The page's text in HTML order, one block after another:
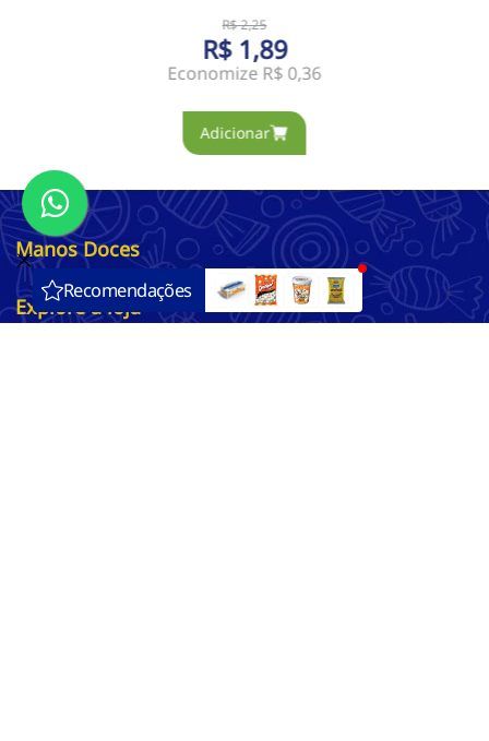
R$2,25
R$ 1,89
Economize R$ 0,36
Manos Doces
Explore a loja